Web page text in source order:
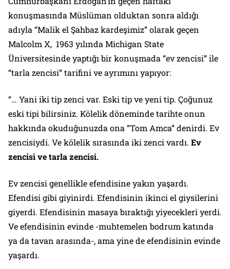
konuşmasında Müslüman olduktan sonra aldığı
adıyla “Malik el Şahbaz kardeşimiz” olarak geçen
Malcolm X, 1963 yılında Michigan State
Üniversitesinde yaptığı bir konuşmada “ev zencisi” ile
“tarla zencisi” tarifini ve ayrımını yapıyor:
“… Yani iki tip zenci var. Eski tip ve yeni tip. Çoğunuz
eski tipi bilirsiniz. Kölelik döneminde tarihte onun
hakkında okuduğunuzda ona “Tom Amca” denirdi. Ev
zencisiydi. Ve kölelik sırasında iki zenci vardı. Ev
zencisi ve tarla zencisi.
Ev zencisi genellikle efendisine yakın yaşardı.
Efendisi gibi giyinirdi. Efendisinin ikinci el giysilerini
giyerdi. Efendisinin masaya bıraktığı yiyecekleri yerdi.
Ve efendisinin evinde -muhtemelen bodrum katında
ya da tavan arasında-, ama yine de efendisinin evinde
yaşardı.